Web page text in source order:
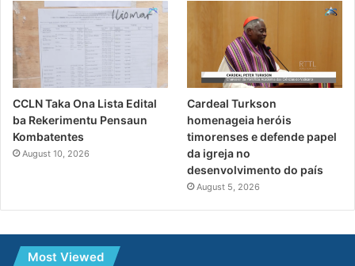
CCLN Taka Ona Lista Edital
ba Rekerimentu Pensaun
Kombatentes
August 10, 2026
Cardeal Turkson
homenageia heróis
timorenses e defende papel
da igreja no
desenvolvimento do país
August 5, 2026
Most Viewed